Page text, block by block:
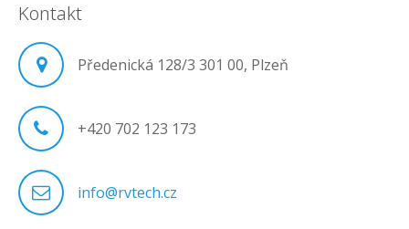
Kontakt
Předenická 128/3 301 00, Plzeň
+420 702 123 173
info@rvtech.cz